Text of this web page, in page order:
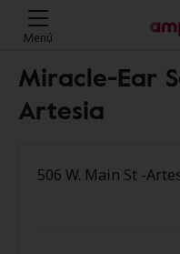
Menú
Miracle-Ear
Artesia
506 W. Main St -